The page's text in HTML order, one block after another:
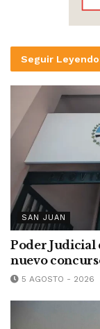
Seguir
SAN JUAN
Poder Judicial
nuevo
5 AGOSTO - 2026